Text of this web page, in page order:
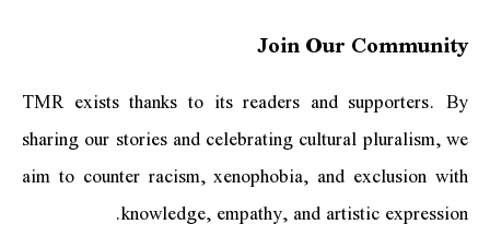
Join Our Community
TMR exists thanks to its readers and supporters. By
sharing our stories and celebrating cultural pluralism, we
aim to counter racism, xenophobia, and exclusion with
knowledge, empathy, and artistic expression.